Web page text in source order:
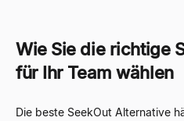
Wie Sie die richtige
für Ihr Team wählen
Die beste SeekOut Alternative